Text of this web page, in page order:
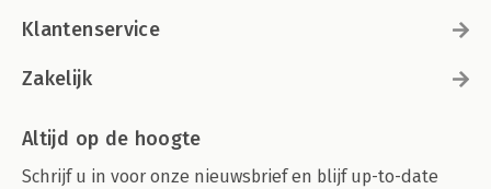
Klantenservice
Zakelijk
Altijd op de hoogte
Schrijf u in voor onze nieuwsbrief en blijf up-to-date